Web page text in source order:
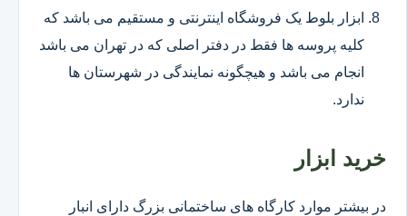
ابزار بلوط یک فروشگاه اینترنتی و مستقیم می باشد که
کلیه پروسه ها فقط در دفتر اصلی که در تهران می باشد
انجام می باشد و هیچگونه نمایندگی در شهرستان ها
ندارد.
خرید ابزار
در بیشتر موارد کارگاه های ساختمانی بزرگ دارای انبار